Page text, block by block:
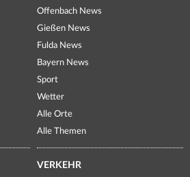
Offenbach News
Gießen News
Fulda News
Bayern News
Sport
Wetter
Alle Orte
Alle Themen
VERKEHR